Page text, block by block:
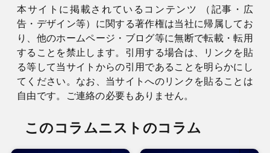
本サイトに掲載されているコンテンツ （記事・広
告・デザイン等）に関する著作権は当社に帰属してお
り、他のホームページ・ブログ等に無断で転載・転用
することを禁止します。引用する場合は、リンクを貼
る等して当サイトからの引用であることを明らかにし
てください。なお、当サイトへのリンクを貼ることは
自由です。ご連絡の必要もありません。
このコラムニストのコラム